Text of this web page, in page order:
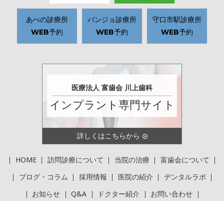
あべの診療所
WEB予約
パンジョ診療所
WEB予約
守口市駅診療所
WEB予約
医療法人 富歯会 川上歯科
インプラント専門サイト
詳しくはこちらから
HOME 訪問診療について 当院の治療
富歯会について
ブログ・コラム
採用情報 医院の紹介
デンタルラボ
お知らせ
Q&A ドクター紹介 お問い合わせ